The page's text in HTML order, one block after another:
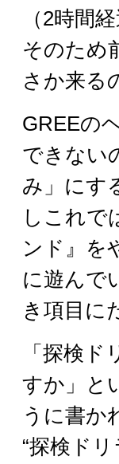
（2時間
そのため
さか来る
GREEの
できない
み」にす
しこれで
ンド』を
に遊んで
き項目に
「探検
すか」と
うに書か
“探検ド